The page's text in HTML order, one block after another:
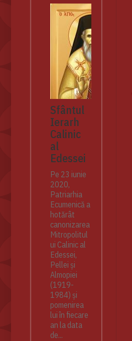
Sfântul
Ierarh
Calinic
al
Edessei
Pe 23 iunie
2020,
Patriarhia
Ecumenică a
hotărât
canonizarea
Mitropolitul
ui Calinic al
Edessei,
Pellei și
Almopiei
(1919-
1984) și
pomenirea
lui în fiecare
an la data
de...